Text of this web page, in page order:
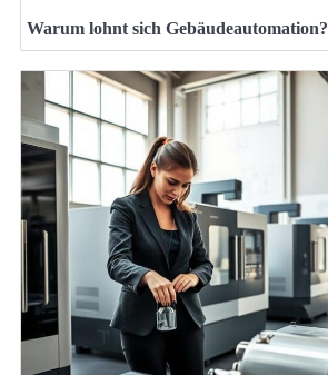
Warum lohnt sich Gebäudeautomation?